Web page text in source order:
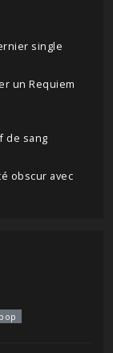
single
un Requiem
de sang
obscur avec